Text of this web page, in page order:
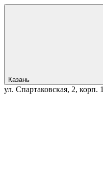
Казань
ул. Спартаковская, 2, корп. 1